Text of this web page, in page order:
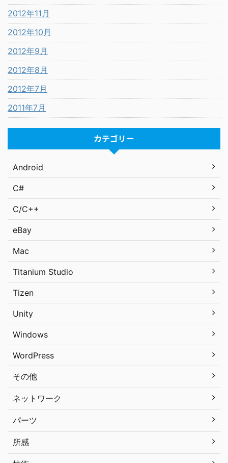
2012年11月
2012年10月
2012年9月
2012年8月
2012年7月
2011年7月
カテゴリー
Android
C#
C/C++
eBay
Mac
Titanium Studio
Tizen
Unity
Windows
WordPress
その他
ネットワーク
パーツ
所感